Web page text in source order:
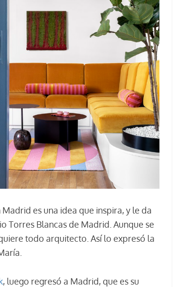
es una idea que inspira, y le da
Torres Blancas de Madrid. Aunque se
todo arquitecto. Así lo expresó la
, luego regresó a Madrid, que es su